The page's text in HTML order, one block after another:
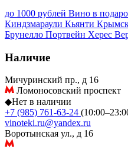
до 1000 рублей Вино в
Киндзмараули Кьянти
Брунелло Портвейн Херес
Наличие
Мичуринский пр., д 16
Ломоносовский проспект
◆Нет в наличии
+7 (985) 761-63-24
vinoteki.ru@yandex.ru
Воротынская ул., д 16